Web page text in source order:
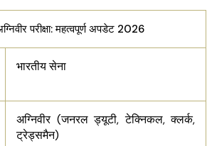
परीक्षा: महत्वपूर्ण अपडेट 2026
भारतीय सेना
अग्निवीर (जनरल ड्यूटी, टेक्निकल, क्लर्क,
ट्रेड्समैन)